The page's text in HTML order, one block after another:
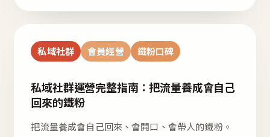
私域社群 會員經營 鐵粉口碑
私域社群運營完整指南：把流量養成會自己
回來的鐵粉
把流量養成會自己回來、會開口、會帶人的鐵粉。